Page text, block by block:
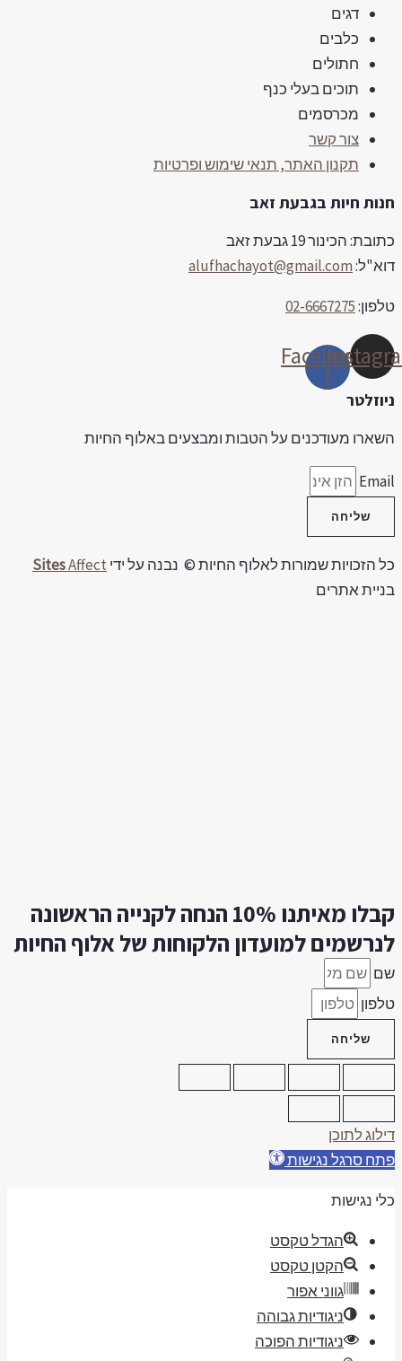
דגים
כלבים
חתולים
תוכים בעלי כנף
מכרסמים
צור קשר
תקנון האתר, תנאי שימוש ופרטיות
חיות בגבעת זאב
הכינור 19 גבעת זאב
alufhachayot@gmail.com
02-6667275
Facebook-
f
מעודכנים על הטבות ומבצעים באלוף החיות
שליחה
הזכויות שמורות לאלוף החיות © נבנה על ידי SitesAffect
אתרים
קבלו מאיתנו 10% הנחה לקנייה הראשונה
למועדון הלקוחות של אלוף החיות
שליחה
לתוכן
סרגל נגישות
נגישות
הגדל טקסט
הקטן טקסט
גווני אפור
ניגודיות גבוהה
ניגודיות הפוכה